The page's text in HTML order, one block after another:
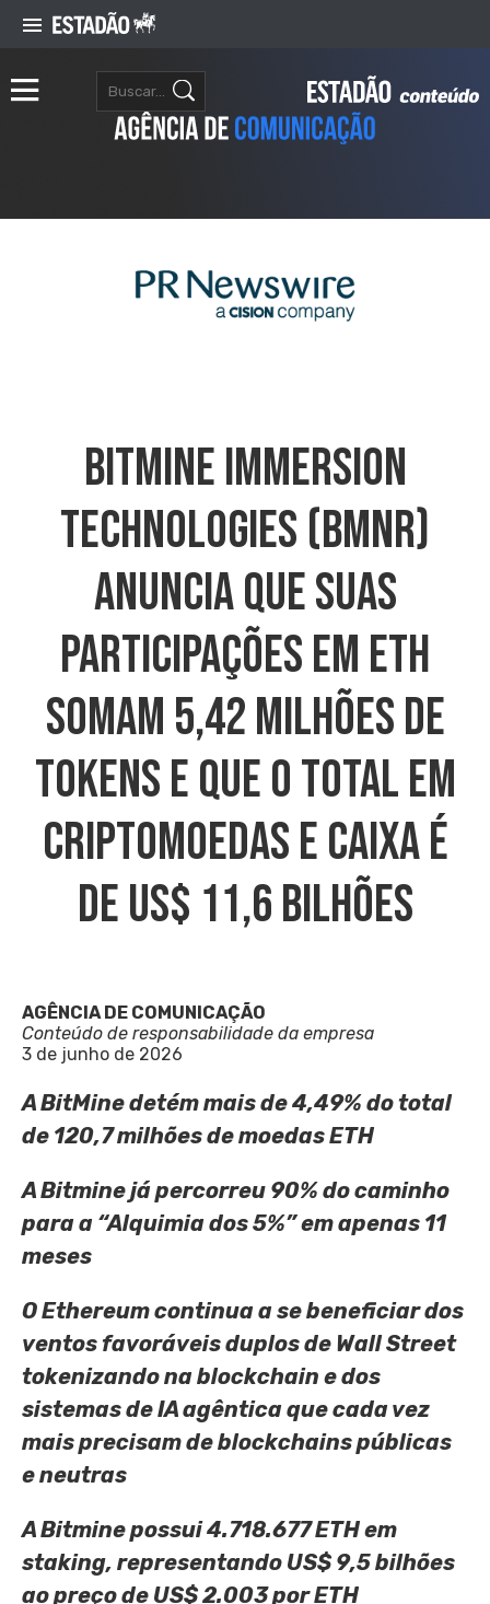
BitMine Immersion
Technologies (BMNR)
Anuncia Que Suas
Participações Em ETH
Somam 5,42 Milhões De
Tokens E Que O Total Em
Criptomoedas E Caixa É
De US$ 11,6 Bilhões
AGÊNCIA DE COMUNICAÇÃO
Conteúdo de responsabilidade da empresa
3 de junho de 2026
A BitMine detém mais de 4,49% do total
de 120,7 milhões de moedas ETH
A Bitmine já percorreu 90% do caminho
para a “Alquimia dos 5%” em apenas 11
meses
O Ethereum continua a se beneficiar dos
ventos favoráveis duplos de Wall Street
tokenizando na blockchain e dos
sistemas de IA agêntica que cada vez
mais precisam de blockchains públicas
e neutras
A Bitmine possui 4.718.677 ETH em
staking, representando US$ 9,5 bilhões
ao preço de US$ 2.003 por ETH